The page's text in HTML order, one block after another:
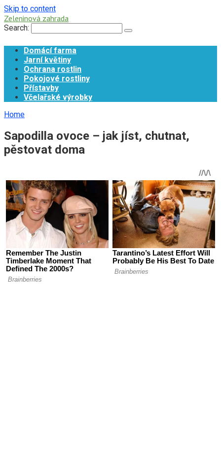
Skip to content
Zeleninová zahrada
Search:
Domácí farma
Jarní květiny
Ochrana rostlin
Pokojové rostliny
Přístavby
Včelařské výrobky
Home
Sapodilla ovoce – jak jíst, chutnat,
pěstovat doma